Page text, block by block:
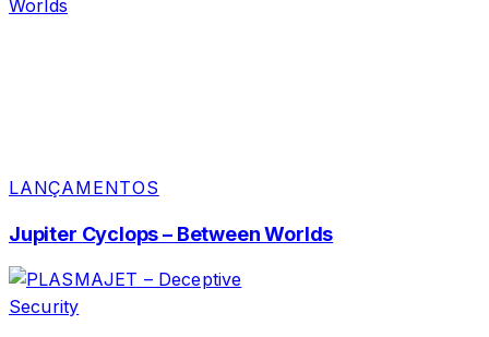
LANÇAMENTOS
Jupiter Cyclops – Between Worlds